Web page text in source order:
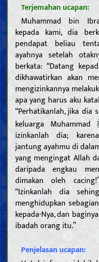
Terjemahan ucapan:
Muhammad bin
kepada kami, dia
pendapat beliau
ayahnya setelah
berkata: “Datang
dikhawatirkan akan
mengizinkannya
apa yang harus aku
“Perhatikanlah, jika dia
keluarga Muhammad
izinkanlah dia;
jantung ayahmu di
yang mengingat Allah
daripada engkau
dimakan oleh
“Izinkanlah dia
menghidupkan
kepada-Nya, dan
ibadah orang itu.”
Penjelasan ucapan:
Pendahuluan
Akal
Pengetahuan
Makna pengetahuan
Hambatan dalam
terpengaruh
Sifat dan tugas para
Bukti
Kitab Allah
Keabsahan dan
Tafsir beberapa
Khalifah Allah
Pentingnya dan
Riwayat dari para
Kepercayaan
Memahami Allah;
perbuatan-Nya
Mengenal para
Sifat-sifat para Nabi dan
Sifat-sifat Nabi terakhir
Karakteristik Nabi
Imam Mahdi